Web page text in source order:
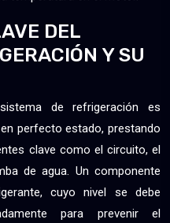
DEL
Y SU
de refrigeración es
perfecto estado, prestando
clave como el circuito, el
de agua. Un componente
cuyo nivel se debe
para prevenir el